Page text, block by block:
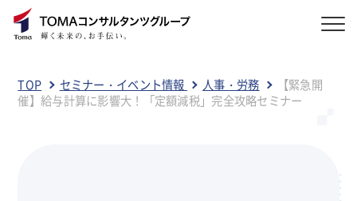
TOP セミナー・イベント情報 人事・労務
【緊急開
催】給与計算に影響大！「定額減税」完全攻略セミナー